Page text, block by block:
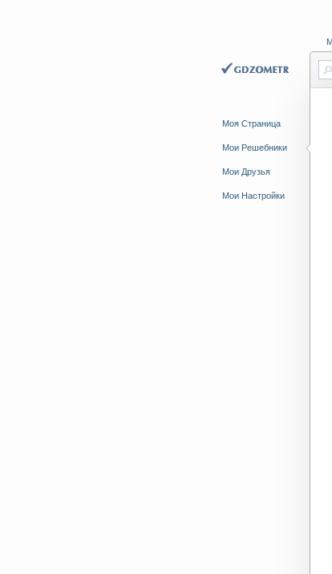
Моя Страница
Мои Решебники
Мои Друзья
Мои Настройки